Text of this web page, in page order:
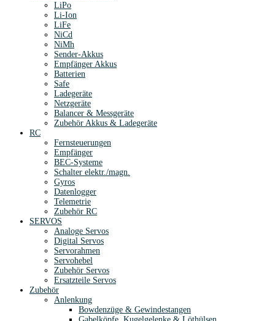
LiPo
Li-Ion
LiFe
NiCd
NiMh
Sender-Akkus
Empfänger Akkus
Batterien
Safe
Ladegeräte
Netzgeräte
Balancer & Messgeräte
Zubehör Akkus & Ladegeräte
RC
Fernsteuerungen
Empfänger
BEC-Systeme
Schalter elektr./magn.
Gyros
Datenlogger
Telemetrie
Zubehör RC
SERVOS
Analoge Servos
Digital Servos
Servorahmen
Servohebel
Zubehör Servos
Ersatzteile Servos
Zubehör
Anlenkung
Bowdenzüge & Gewindestangen